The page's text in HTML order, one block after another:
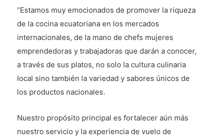
“Estamos muy emocionados de promover la riqueza
de la cocina ecuatoriana en los mercados
internacionales, de la mano de chefs mujeres
emprendedoras y trabajadoras que darán a conocer,
a través de sus platos, no solo la cultura culinaria
local sino también la variedad y sabores únicos de
los productos nacionales.
Nuestro propósito principal es fortalecer aún más
nuestro servicio y la experiencia de vuelo de